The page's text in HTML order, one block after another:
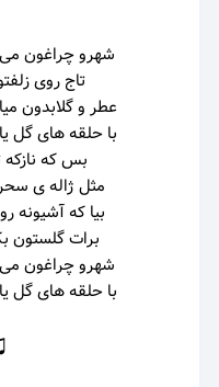
شهرو چراغون
تاج روی
عطر و گلابدون
با حلقه های گل
بس که
مثل ژاله ی
بیا که آشیونه
برات گلستون
شهرو چراغون
با حلقه های گل